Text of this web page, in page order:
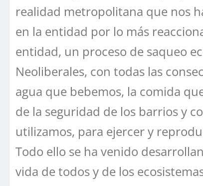
realidad metropolitana que nos
en la entidad por lo más
entidad, un proceso de saqueo
Neoliberales, con todas las
agua que bebemos, la comida
de la seguridad de los barrios y
utilizamos, para ejercer y
Todo ello se ha venido
vida de todos y de los